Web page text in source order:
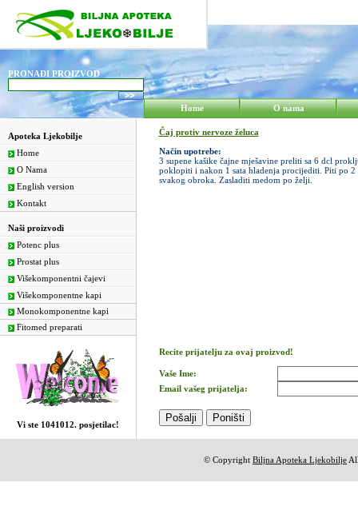
PRONAĐI PROIZVOD
Home O nama
Apoteka Ljekobilje
Home
O Nama
English version
Kontakt
Naši proizvodi
Potenc plus
Prostat plus
Višekomponentni čajevi
Višekomponentne kapi
Monokomponentne kapi
Fitomed preparati
Vi ste 1041012. posjetilac!
Čaj protiv nervoze želuca
Način upotrebe:
3 supene kašike čajne mješavine preliti sa 6 dcl
poklopiti i nakon 1 sata hladenja procijediti. Piti po 2
svakog obroka. Zasladiti medom po želji.
Recite prijatelju za ovaj proizvod!
Vaše Ime:
Email vašeg prijatelja:
© Copyright Biljna Apoteka Ljekobilje